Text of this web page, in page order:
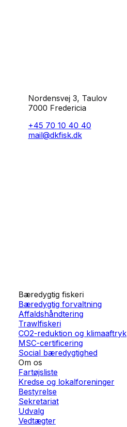
Nordensvej 3, Taulov
7000 Fredericia
+45 70 10 40 40
mail@dkfisk.dk
Bæredygtig fiskeri
Bæredygtig forvaltning
Affaldshåndtering
Trawlfiskeri
CO2-reduktion og klimaaftryk
MSC-certificering
Social bæredygtighed
Om os
Fartøjsliste
Kredse og lokalforeninger
Bestyrelse
Sekretariat
Udvalg
Vedtægter